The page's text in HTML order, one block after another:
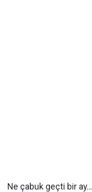
Ne çabuk geçti bir ay…